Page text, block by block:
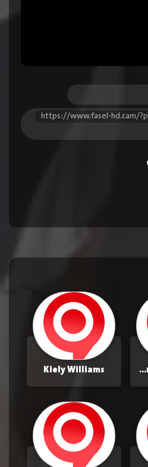
https://www.fasel-hd.cam/
Adrienne Houghton
Kiely Williams